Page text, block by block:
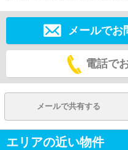
メールでお
電話で
メールで共有する
エリアの近い物件